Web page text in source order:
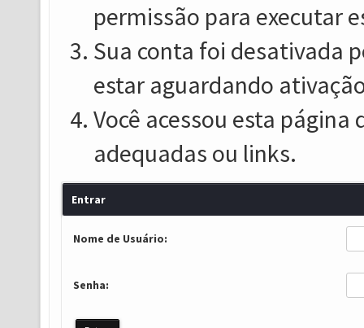
permissão para executar
Sua conta foi desativada
estar aguardando
Você acessou esta
adequadas ou links.
Entrar
Nome de Usuário:
Senha: